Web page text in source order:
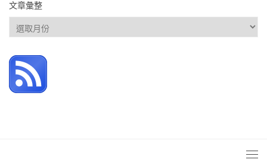
文章彙整
文
章
整